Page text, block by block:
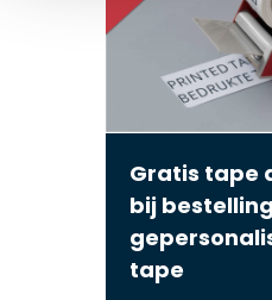
Gratis tape
bij
tape